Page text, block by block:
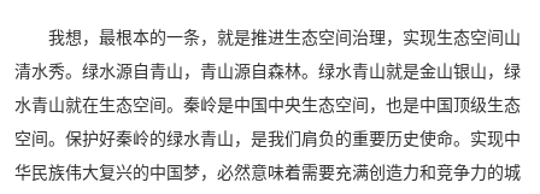
我想，最根本的一条，就是推进生态空间治理，实现生态空间山
清水秀。绿水源自青山，青山源自森林。绿水青山就是金山银山，绿
水青山就在生态空间。秦岭是中国中央生态空间，也是中国顶级生态
空间。保护好秦岭的绿水青山，是我们肩负的重要历史使命。实现中
华民族伟大复兴的中国梦，必然意味着需要充满创造力和竞争力的城